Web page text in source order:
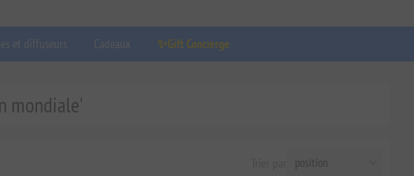
et diffuseurs Cadeaux ✨Gift Concierge
mondiale'